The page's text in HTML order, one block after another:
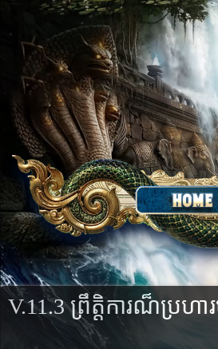
V.11.3 ព្រឹត្តិការណ៏ប្រហា